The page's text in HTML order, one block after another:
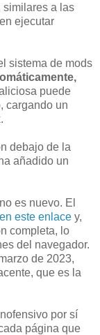
similares a las
ejecutar
sistema de mods
puede
cargando un
debajo de la
añadido un
es nuevo. El
en este enlace y,
completa, lo
del navegador.
de 2023,
que es la
por sí
página que